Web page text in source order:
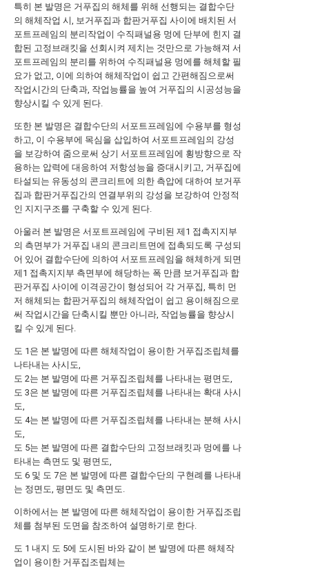
특히 본 발명은 거푸집의 해체를 위해 선행되는 결합수단
의 해체작업 시, 보거푸집과 합판거푸집 사이에 배치된 서
포트프레임의 분리작업이 수직패널용 멍에 단부에 힌지 결
합된 고정브래킷을 선회시켜 제치는 것만으로 가능해져 서
포트프레임의 분리를 위하여 수직패널용 멍에를 해체할 필
요가 없고, 이에 의하여 해체작업이 쉽고 간편해짐으로써
작업시간의 단축과, 작업능률을 높여 거푸집의 시공성능을
향상시킬 수 있게 된다.
또한 본 발명은 결합수단의 서포트프레임에 수용부를 형성
하고, 이 수용부에 목심을 삽입하여 서포트프레임의 강성
을 보강하여 줌으로써 상기 서포트프레임에 횡방향으로 작
용하는 압력에 대응하여 저항성능을 증대시키고, 거푸집에
타설되는 유동성의 콘크리트에 의한 측압에 대하여 보거푸
집과 합판거푸집간의 연결부위의 강성을 보강하여 안정적
인 지지구조를 구축할 수 있게 된다.
아울러 본 발명은 서포트프레임에 구비된 제1 접촉지지부
의 측면부가 거푸집 내의 콘크리트면에 접촉되도록 구성되
어 있어 결합수단에 의하여 서포트프레임을 해체하게 되면
제1 접촉지지부 측면부에 해당하는 폭 만큼 보거푸집과 합
판거푸집 사이에 이격공간이 형성되어 각 거푸집, 특히 먼
저 해체되는 합판거푸집의 해체작업이 쉽고 용이해짐으로
써 작업시간을 단축시킬 뿐만 아니라, 작업능률을 향상시
킬 수 있게 된다.
도 1은 본 발명에 따른 해체작업이 용이한 거푸집조립체를
나타내는 사시도,
도 2는 본 발명에 따른 거푸집조립체를 나타내는 평면도,
도 3은 본 발명에 따른 거푸집조립체를 나타내는 확대 사시
도,
도 4는 본 발명에 따른 거푸집조립체를 나타내는 분해 사시
도,
도 5는 본 발명에 따른 결합수단의 고정브래킷과 멍에를 나
타내는 측면도 및 평면도,
도 6 및 도 7은 본 발명에 따른 결합수단의 구현례를 나타내
는 정면도, 평면도 및 측면도.
이하에서는 본 발명에 따른 해체작업이 용이한 거푸집조립
체를 첨부된 도면을 참조하여 설명하기로 한다.
도 1 내지 도 5에 도시된 바와 같이 본 발명에 따른 해체작
업이 용이한 거푸집조립체는